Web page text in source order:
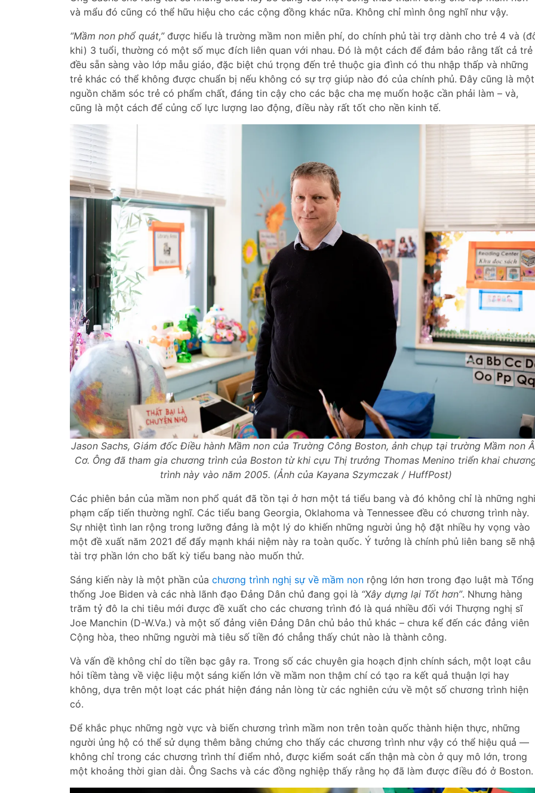
và mẩu đó cũng có thể hữu hiệu cho các cộng đồng khác nữa. Không chỉ mình ông nghĩ như vậy.
“Mầm non phổ quát,”được hiểu là trường mầm non miễn phí, do chính phủ tài trợ dành cho trẻ 4 và
khi) 3 tuổi, thường có một số mục đích liên quan với nhau. Đó là một cách để đảm bảo rằng tất cả trẻ
đều sẵn sàng vào lớp mẫu giáo, đặc biệt chú trọng đến trẻ thuộc gia đình có thu nhập thấp và những
trẻ khác có thể không được chuẩn bị nếu không có sự trợ giúp nào đó của chính phủ. Đây cũng là một
nguồn chăm sóc trẻ có phẩm chất, đáng tin cậy cho các bậc cha mẹ muốn hoặc cần phải làm – và,
cũng là một cách để củng cố lực lượng lao động, điều này rất tốt cho nền kinh tế.
Jason Sachs, Giám đốc Điều hành Mầm non của Trường Công Boston, ảnh chụp tại trường Mầm non
Cơ. Ông đã tham gia chương trình của Boston từ khi cựu Thị trưởng Thomas Menino triển khai
trình này vào năm 2005. (Ảnh của Kayana Szymczak / HuffPost)
Các phiên bản của mầm non phổ quát đã tồn tại ở hơn một tá tiểu bang và đó không chỉ là những nghi
phạm cấp tiến thường nghĩ. Các tiểu bang Georgia, Oklahoma và Tennessee đều có chương trình này.
Sự nhiệt tình lan rộng trong lưỡng đảng là một lý do khiến những người ủng hộ đặt nhiều hy vọng vào
một đề xuất năm 2021 để đẩy mạnh khái niệm này ra toàn quốc. Ý tưởng là chính phủ liên bang sẽ
tài trợ phần lớn cho bất kỳ tiểu bang nào muốn thử.
Sáng kiến này là một phần của chương trình nghị sự về mầm non rộng lớn hơn trong đạo luật mà Tổng
thống Joe Biden và các nhà lãnh đạo Đảng Dân chủ đang gọi là “Xây dựng lại Tốt hơn”. Nhưng hàng
trăm tỷ đô la chi tiêu mới được đề xuất cho các chương trình đó là quá nhiều đối với Thượng nghị sĩ
Joe Manchin (D-W.Va.) và một số đảng viên Đảng Dân chủ bảo thủ khác – chưa kể đến các đảng viên
Cộng hòa, theo những người mà tiêu số tiền đó chẳng thấy chút nào là thành công.
Và vấn đề không chỉ do tiền bạc gây ra. Trong số các chuyên gia hoạch định chính sách, một loạt câu
hỏi tiềm tàng về việc liệu một sáng kiến ​​lớn về mầm non thậm chí có tạo ra kết quả thuận lợi hay
không, dựa trên một loạt các phát hiện đáng nản lòng từ các nghiên cứu về một số chương trình hiện
có.
Để khắc phục những ngờ vực và biến chương trình mầm non trên toàn quốc thành hiện thực, những
người ủng hộ có thể sử dụng thêm bằng chứng cho thấy các chương trình như vậy có thể hiệu quả ―
không chỉ trong các chương trình thí điểm nhỏ, được kiểm soát cẩn thận mà còn ở quy mô lớn, trong
một khoảng thời gian dài. Ông Sachs và các đồng nghiệp thấy rằng họ đã làm được điều đó ở Boston.